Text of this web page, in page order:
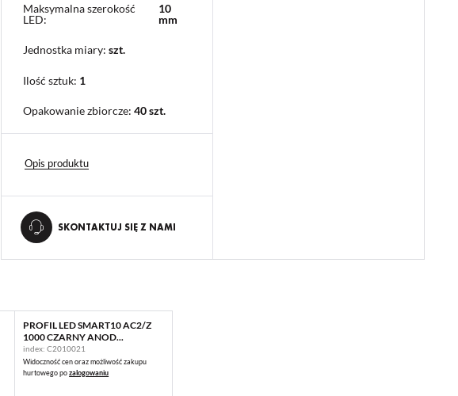
Maksymalna szerokość
LED:
10
mm
Jednostka miary: szt.
Ilość sztuk: 1
Opakowanie zbiorcze:40 szt.
Opis produktu
SKONTAKTUJ SIĘ Z NAMI
PROFIL LED SMART10 AC2/Z
1000 CZARNY ANOD...
index: C2010021
Widoczność cen oraz możliwość zakupu
hurtowego pozalogowaniu